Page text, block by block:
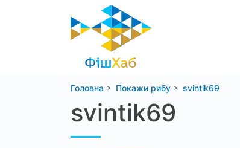
Головна Покажи рибу svintik69
svintik69